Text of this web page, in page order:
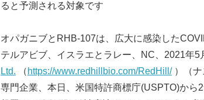
ると予測される対象です
オパガニブとRHB-107は、広大に感染した
テルアビブ、イスラエとラレー、NC、2021年5
Ltd. （ https://www.redhillbio.com/RedHill/）（ナ
専門企業、本日、米国特許商標庁(USPTO)か